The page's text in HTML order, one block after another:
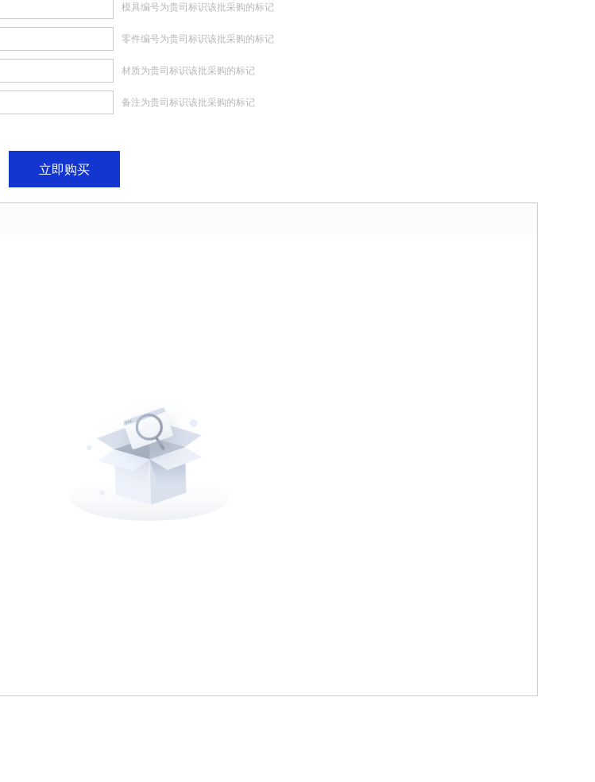
模具编号为贵司标识该批采购的标记
零件编号为贵司标识该批采购的标记
材质为贵司标识该批采购的标记
备注为贵司标识该批采购的标记
立即购买